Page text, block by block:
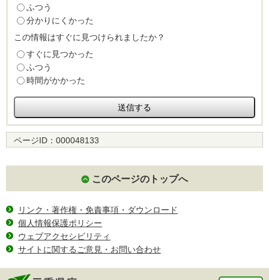
ふつう
分かりにくかった
この情報はすぐに見つけられましたか？
すぐに見つかった
ふつう
時間がかかった
ページID： 000048133
このページのトップへ
リンク・著作権・免責事項・ダウンロード
個人情報保護ポリシー
ウェブアクセシビリティ
サイトに関するご意見・お問い合わせ